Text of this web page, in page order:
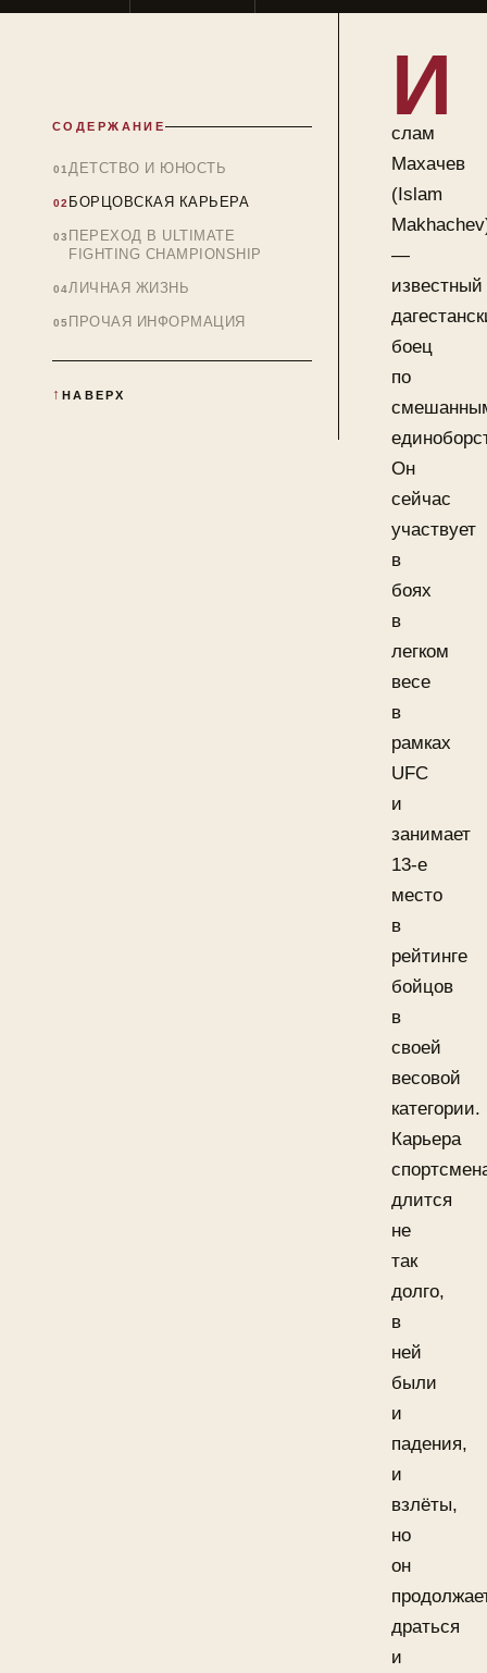
СОДЕРЖАНИЕ
ДЕТСТВО И ЮНОСТЬ
БОРЦОВСКАЯ КАРЬЕРА
ПЕРЕХОД В ULTIMATE
FIGHTING CHAMPIONSHIP
ЛИЧНАЯ ЖИЗНЬ
ПРОЧАЯ ИНФОРМАЦИЯ
НАВЕРХ
И
слам
Махачев
(Islam
—
известный
боец
по
Он
сейчас
участвует
в
боях
в
легком
весе
в
рамках
UFC
и
занимает
13-е
место
в
рейтинге
бойцов
в
своей
весовой
категории.
Карьера
длится
не
так
долго,
в
ней
были
и
падения,
и
взлёты,
но
он
драться
и